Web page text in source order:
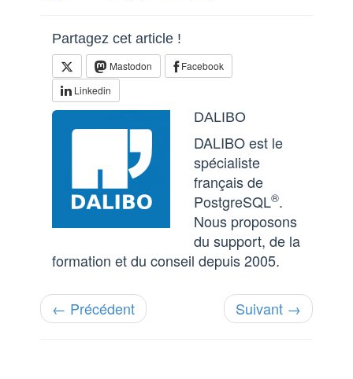
Partagez cet article !
Mastodon
Facebook
Linkedin
DALIBO
DALIBO est le
spécialiste
français de
PostgreSQL®.
Nous proposons
du support, de la
formation et du conseil depuis 2005.
← Précédent Suivant →